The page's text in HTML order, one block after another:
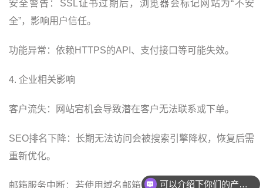
安全警告：SSL证书过期后，浏览器会标记网站为“不安
全”，影响用户信任。
功能异常：依赖HTTPS的API、支付接口等可能失效。
4. 企业相关影响
客户流失：网站宕机会导致潜在客户无法联系或下单。
SEO排名下降：长期无法访问会被搜索引擎降权，恢复后需
重新优化。
邮箱服务中断：若使用域名邮箱，邮件收发会停止，可能丢
可以介绍下你们的产品么